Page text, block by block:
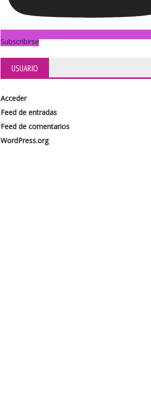
Subscribirse
USUARIO
Acceder
Feed de entradas
Feed de comentarios
WordPress.org